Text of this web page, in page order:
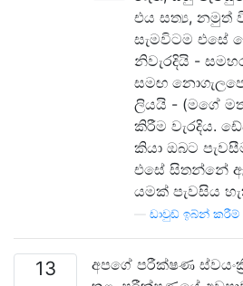
එය සත්‍ය, නමුත්
සැමවිටම එසේ
නිවැරදියි -
සමඟ
ලියයි - (මගේ
කිරීම වැරදිය.
කියා ඔබට
එසේ සිතන්නේ
යමක් පැවසිය
ඩාවුඩ් ඉබ්න් කරීම්
13
අපගේ පරීක්ෂණ